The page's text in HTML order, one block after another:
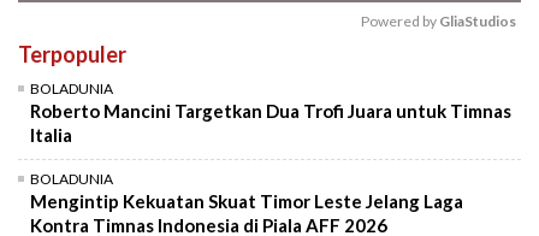
Powered by GliaStudios
Terpopuler
BOLADUNIA
Roberto Mancini Targetkan Dua Trofi Juara untuk Timnas
Italia
BOLADUNIA
Mengintip Kekuatan Skuat Timor Leste Jelang Laga
Kontra Timnas Indonesia di Piala AFF 2026